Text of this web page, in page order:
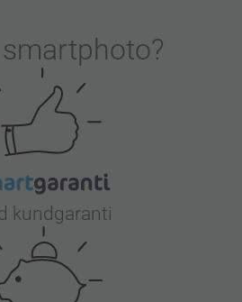
smartphoto?
kundgaranti